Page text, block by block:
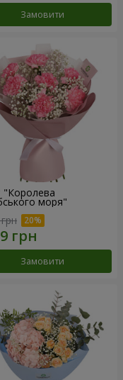
Замовити
"Королева
моря"
Замовити